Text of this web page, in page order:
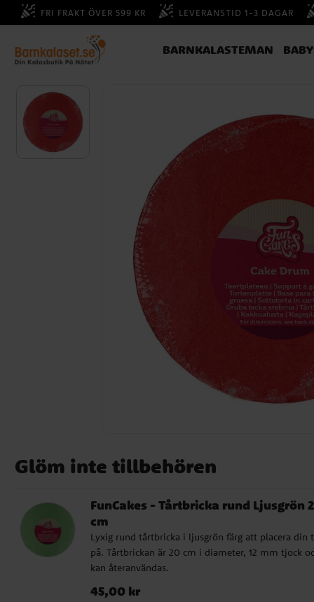
FRI FRAKT ÖVER 599 KR LEVERANSTID 1-3 DAGAR
BARNKALASTEMAN
Glöm inte tillbehören
FunCakes - Tårtbricka rund Ljusgrön
cm
Lyxig rund tårtbricka i ljusgrön färg att placera din
på. Tårtbrickan är 20 cm i diameter, 12 mm tjock
kan återanvändas.
Pris :45,00 kr
45,00 kr